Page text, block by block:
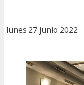
lunes 27 junio 2022